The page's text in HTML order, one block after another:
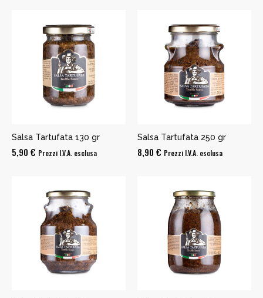
25,90 €
a
39,70 €
24,90 €
a
34,90 €
Salsa Tartufata 130 gr
5,90 € Prezzi I.V.A. esclusa
Salsa Tartufata 250 gr
8,90 € Prezzi I.V.A. esclusa